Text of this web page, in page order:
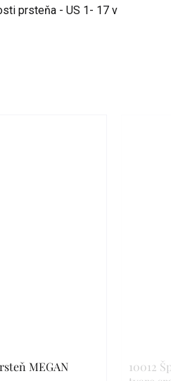
prsteňa - US 1- 17 v
MEGAN
10012